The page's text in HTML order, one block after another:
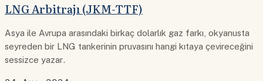
LNG Arbitrajı (JKM-TTF)
Asya ile Avrupa arasındaki birkaç dolarlık gaz farkı, okyanusta
seyreden bir LNG tankerinin pruvasını hangi kıtaya çevireceğini
sessizce yazar.